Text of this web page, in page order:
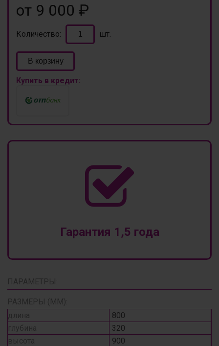
от 9 000 ₽
Количество: шт.
В корзину
Купить в кредит:
Гарантия 1,5 года
ПАРАМЕТРЫ:
РАЗМЕРЫ (ММ):
длина
800
глубина
320
высота
900